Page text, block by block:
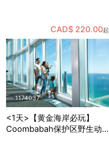
CAD$ 220.00起
1174037
<1天>【黄金海岸必玩】
Coombabah保护区野生动物